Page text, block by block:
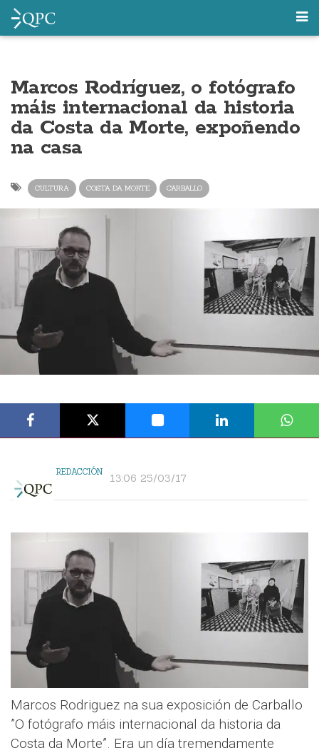
Marcos Rodríguez, o fotógrafo
máis internacional da historia
da Costa da Morte, expoñendo
na casa
CULTURA COSTA DA MORTE CARBALLO
REDACCIÓN 13:06 25/03/17
Marcos Rodriguez na sua exposición de Carballo
”O fotógrafo máis internacional da historia da
Costa da Morte”. Era un día tremendamente